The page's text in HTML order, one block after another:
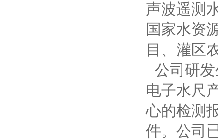
声波遥测
国家水资
目、灌区
公司研
电子水尺
心的检测
件。公司